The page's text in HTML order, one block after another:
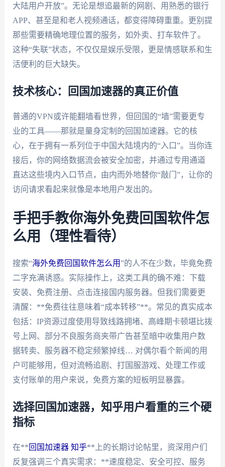
大陆用户开放”。无论是想追最新的网剧、用熟悉的银行
APP、甚至是和老人视频通话，都变得障碍重重。更别提
那些需要精确地理位置的服务，如外卖、打车软件了。
这种“失联”状态，不仅仅是娱乐受限，更是情感联系和生
活便利的巨大缺失。
技术核心：回国加速器的真正价值
普通的VPN或许能翻墙看世界，但回国的“墙”需要更专
业的工具——那就是量身定制的回国加速器。它的核
心，在于拥有一系列位于中国大陆境内的“入口”。当你连
接后，你的网络数据流会被安全加密，并通过专用通道
直达这些境内入口节点，由内而外地替你“敲门”，让你的
访问请求看起来就像是本地用户发出的。
手把手教你海外免费回国软件怎
么用（理性看待）
搜索“海外免费回国软件怎么用”的人不在少数，毕竟免费
二字充满诱惑。实际操作上，这类工具的确不难：下载
安装、免费注册、点击连接国内服务器。但我们需要更
清醒：**免费往往意味着“成本转移”**。常见的真实成本
包括：IP资源过度使用导致线路拥堵、高峰期卡顿堪比拨
号上网、部分不良服务商夹带广告甚至暗中收集用户数
据转卖、服务器不稳定频繁掉线… 对偶尔看个新闻的用
户可能够用，但对流畅追剧、打国服游戏、处理工作或
支付账单的用户来说，免费方案的短板明显暴露。
选择回国加速器，知乎用户看重的三个硬
指标
在**回国加速器 知乎**上的长期讨论帖里，资深用户们
反复强调三个真实需求：**速度稳定、安全可控、服务